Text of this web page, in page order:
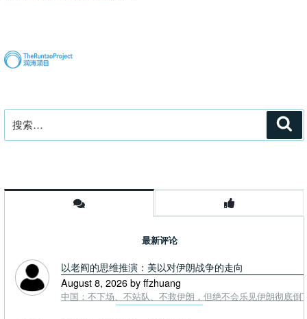
索：
最新评论
以老阎的思维推演：美以对伊朗战争的走向
August 8, 2026 by ffzhuang
中国：不下场、不站队、不救伊朗，但绝不会乐见伊朗彻底